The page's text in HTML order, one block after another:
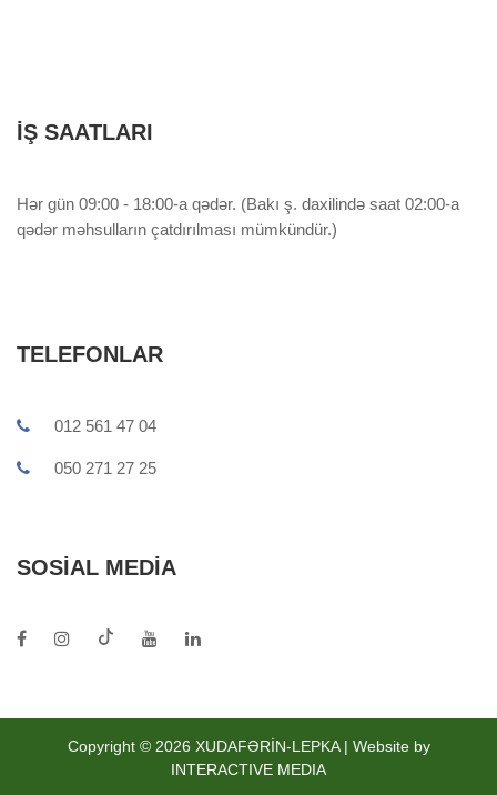
İŞ SAATLARI
Hər gün 09:00 - 18:00-a qədər. (Bakı ş. daxilində saat 02:00-a
qədər məhsulların çatdırılması mümkündür.)
TELEFONLAR
012 561 47 04
050 271 27 25
SOSIAL MEDIA
Copyright © 2026 XUDAFƏRİN-LEPKA | Website by
INTERACTIVE MEDIA